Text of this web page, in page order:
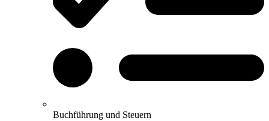
Buchführung und Steuern